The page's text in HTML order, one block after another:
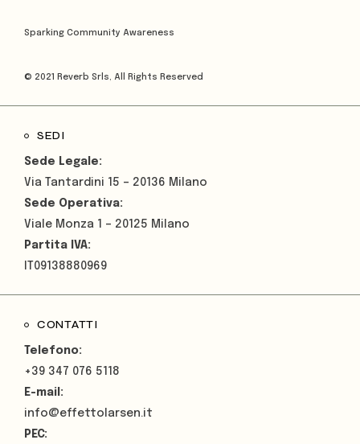
Sparking Community Awareness
© 2021 Reverb Srls, All Rights Reserved
SEDI
Sede Legale:
Via Tantardini 15 – 20136 Milano
Sede Operativa:
Viale Monza 1 – 20125 Milano
Partita IVA:
IT09138880969
CONTATTI
Telefono:
+39 347 076 5118
E-mail:
info@effettolarsen.it
PEC: